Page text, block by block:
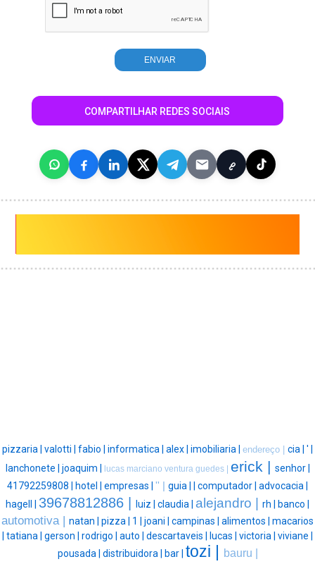
COMPARTILHAR REDES SOCIAIS
pizzaria | valotti | fabio | informatica | alex | imobiliaria | endereço | cia | ' |
lanchonete | joaquim | lucas marciano ventura guedes | erick | senhor |
41792259808 |
hotel | empresas | '' | guia | computador | advocacia |
hagell | 39678812886 | luiz | claudia | alejandro | rh | banco |
automotiva | natan | pizza | 1 | joani | campinas | alimentos | macarios
tatiana | gerson | rodrigo | auto | descartaveis | lucas | victoria | viviane |
pousada | distribuidora | bar | tozi | bauru |